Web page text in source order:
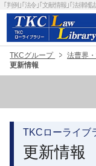
｢判例｣｢法令｣｢文献情報｣｢法律雑
TKCグループ 法曹界
更新情報
TKCローライブ
更新情報